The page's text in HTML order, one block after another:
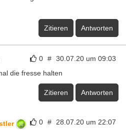
Zitieren Antworten
0 # 30.07.20 um 09:03
die fresse halten
Zitieren Antworten
0 # 28.07.20 um 22:07